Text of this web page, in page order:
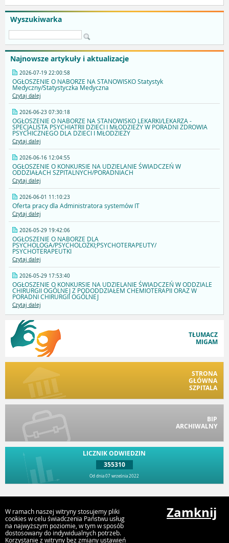
Wyszukiwarka
Najnowsze artykuły i aktualizacje
2026-07-19 22:00:58
OGŁOSZENIE O NABORZE NA STANOWISKO Statystyk
Medyczny/Statystyczka Medyczna
Czytaj dalej
2026-06-23 07:30:18
OGŁOSZENIE O NABORZE NA STANOWISKO LEKARKI/LEKARZA -
SPECJALISTA PSYCHIATRII DZIECI I MŁODZIEŻY W PORADNI ZDROWIA
PSYCHICZNEGO DLA DZIECI I MŁODZIEŻY
Czytaj dalej
2026-06-16 12:04:55
OGŁOSZENIE O KONKURSIE NA UDZIELANIE ŚWIADCZEŃ W
ODDZIAŁACH SZPITALNYCH/PORADNIACH
Czytaj dalej
2026-06-01 11:10:23
Oferta pracy dla Administratora systemów IT
Czytaj dalej
2026-05-29 19:42:06
OGŁOSZENIE O NABORZE DLA
PSYCHOLOGA/PSYCHOLOŻKI;PSYCHOTERAPEUTY/
PSYCHOTERAPEUTKI
Czytaj dalej
2026-05-29 17:53:40
OGŁOSZENIE O KONKURSIE NA UDZIELANIE ŚWIADCZEŃ W ODDZIALE
CHIRURGII OGÓLNEJ Z PODODDZIAŁEM CHEMIOTERAPII ORAZ W
PORADNI CHIRURGII OGÓLNEJ
Czytaj dalej
TŁUMACZ
MIGAM
STRONA
GŁÓWNA
SZPITALA
BIP
ARCHIWALNY
LICZNIK ODWIEDZIN
355310
Od dnia 07 września 2022
Wielospecjalistyczny Szpital Powiatowy S.A.
W ramach naszej witryny stosujemy pliki
cookies w celu świadczenia Państwu usług
na najwyższym poziomie, w tym w sposób
dostosowany do indywidualnych potrzeb.
Korzystanie z witryny bez zmiany ustawień
Zamknij